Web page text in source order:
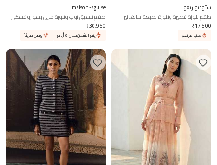
ستوديو ريغو
طقم بلوزة قصيرة وتنورة بطبعة سانغانير
₹17,500
طلب مرتفع
maison-aguise
طقم تنسيق توب وتنورة مزين بسواروفسكي
₹30,950
يتم الشحن خلال 6 أيام وصل حديثاً